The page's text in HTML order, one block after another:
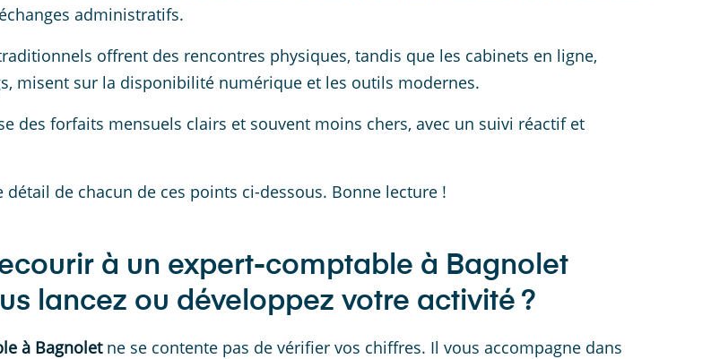
administratifs.
offrent des rencontres physiques, tandis que les cabinets en ligne,
misent sur la disponibilité numérique et les outils modernes.
des forfaits mensuels clairs et souvent moins chers, avec un suivi réactif et
détail de chacun de ces points ci-dessous. Bonne lecture !
à un expert-comptable à Bagnolet
lancez ou développez votre activité ?
à Bagnoletne se contente pas de vérifier vos chiffres. Il vous accompagne dans